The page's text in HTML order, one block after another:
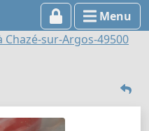
Menu
sur-Argos-49500